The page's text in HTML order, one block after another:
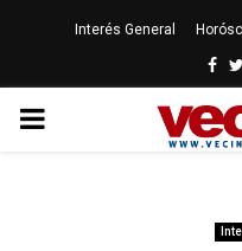
Interés General
PRIMARY